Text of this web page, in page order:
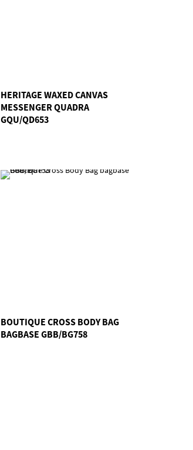
HERITAGE WAXED CANVAS
MESSENGER QUADRA
GQU/QD653
BOUTIQUE CROSS BODY BAG
BAGBASE GBB/BG758